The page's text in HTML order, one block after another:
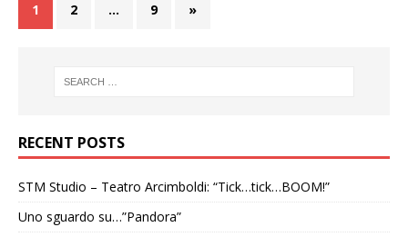
1 2 … 9 »
RECENT POSTS
STM Studio – Teatro Arcimboldi: “Tick…tick…BOOM!”
Uno sguardo su…”Pandora”